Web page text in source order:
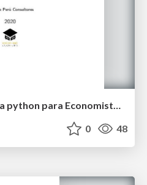
Sesion 6 - Introducción a python para Economistas (EPC 2020)
0 48